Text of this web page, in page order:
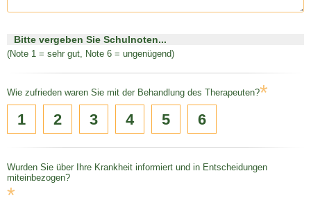
Bitte vergeben Sie Schulnoten...
(Note 1 = sehr gut, Note 6 = ungenügend)
Wie zufrieden waren Sie mit der Behandlung des Therapeuten?*
1 2 3 4 5 6
Wurden Sie über Ihre Krankheit informiert und in Entscheidungen
miteinbezogen?